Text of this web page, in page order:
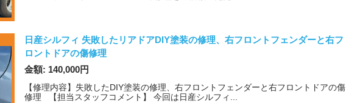
日産シルフィ 失敗したリアドアDIY塗装の修理、右フロントフェンダーと右フ
ロントドアの傷修理
金額: 140,000円
【修理内容】失敗したDIY塗装の修理、右フロントフェンダーと右フロントドアの傷
修理 【担当スタッフコメント】 今回は日産シルフィ...